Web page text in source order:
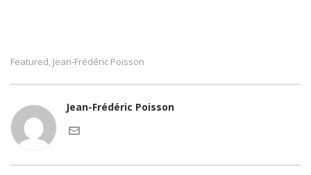
Featured, Jean-Frédéric Poisson
Jean-Frédéric Poisson